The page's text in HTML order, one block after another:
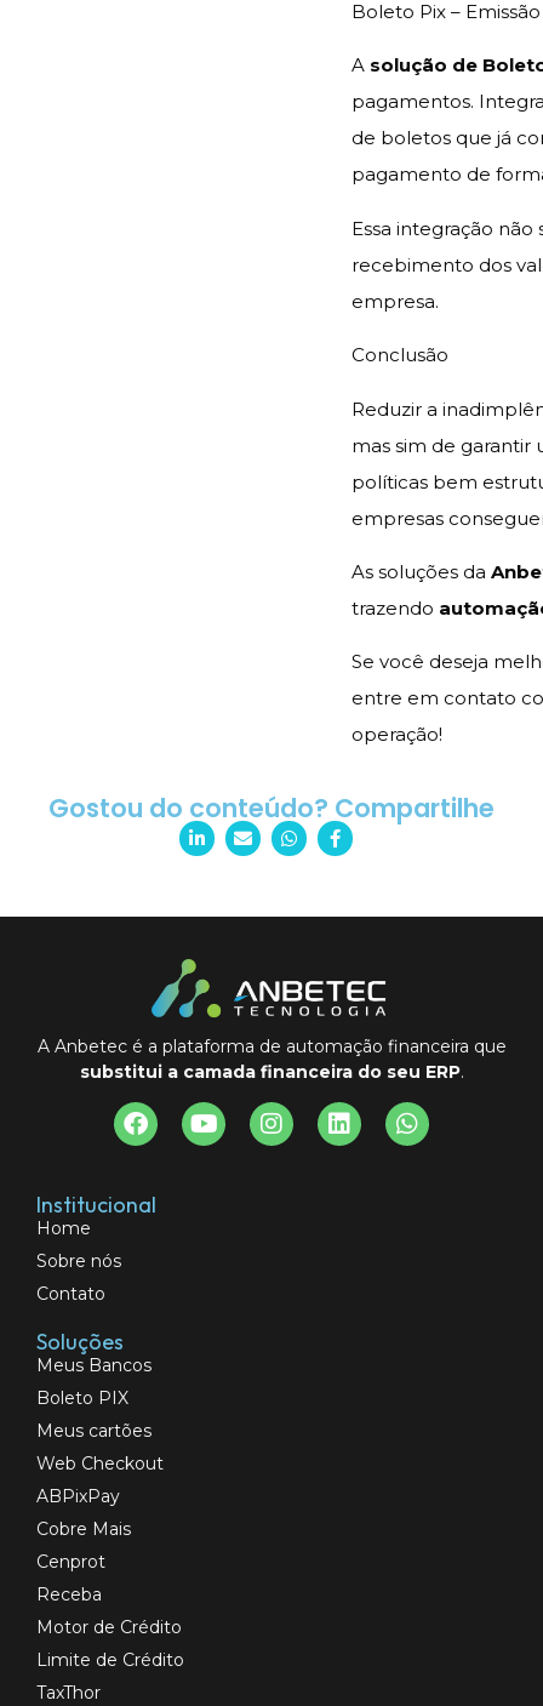
Boleto Pix –
A solução de
pagamentos.
de boletos que já
pagamento de
Essa integração
recebimento dos
empresa.
Conclusão
Reduzir a
mas sim de garantir
políticas bem
empresas
As soluções da
trazendo
Se você deseja
entre em contato
operação!
Gostou do conteúdo? Compartilhe
A Anbetec é a plataforma de automação financeira que
substitui a camada financeira do seu ERP.
Institucional
Home
Sobre nós
Contato
Soluções
Meus Bancos
Boleto PIX
Meus cartões
Web Checkout
ABPixPay
Cobre Mais
Cenprot
Receba
Motor de Crédito
Limite de Crédito
TaxThor